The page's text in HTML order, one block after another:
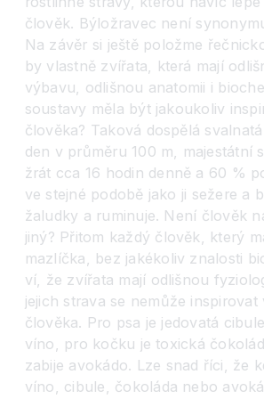
člověk. Býložravec není
Na závěr si ještě položme
by vlastně zvířata, která mají
výbavu, odlišnou anatomii i
soustavy měla být jakoukoliv
člověka? Taková dospělá
den v průměru 100 m, majestátní
žrát cca 16 hodin denně a 60 %
ve stejné podobě jako ji sežere a
žaludky a ruminuje. Není člověk
jiný? Přitom každý člověk, který
mazlíčka, bez jakékoliv znalosti
ví, že zvířata mají odlišnou
jejich strava se nemůže inspirovat
člověka. Pro psa je jedovatá
víno, pro kočku je toxická
zabije avokádo. Lze snad říci, že
víno, cibule, čokoláda nebo